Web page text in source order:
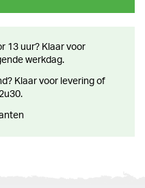
werkdag.